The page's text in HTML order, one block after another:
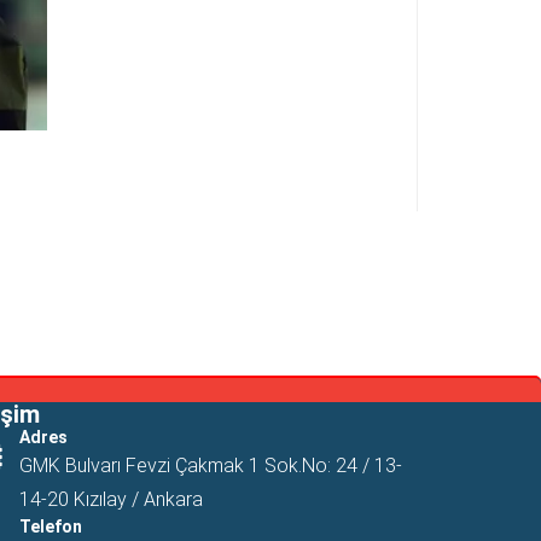
Adres
GMK Bulvarı Fevzi Çakmak 1 Sok.No: 24 / 13-
14-20 Kızılay / Ankara
Telefon